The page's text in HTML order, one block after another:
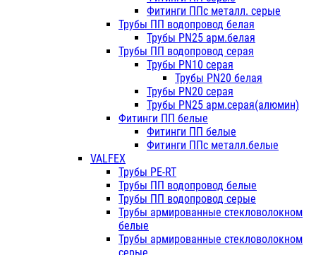
Фитинги ППс металл. серые
Трубы ПП водопровод белая
Трубы PN25 арм.белая
Трубы ПП водопровод серая
Трубы PN10 серая
Трубы PN20 белая
Трубы PN20 серая
Трубы PN25 арм.серая(алюмин)
Фитинги ПП белые
Фитинги ПП белые
Фитинги ППс металл.белые
VALFEX
Трубы PE-RT
Трубы ПП водопровод белые
Трубы ПП водопровод серые
Трубы армированные стекловолокном
белые
Трубы армированные стекловолокном